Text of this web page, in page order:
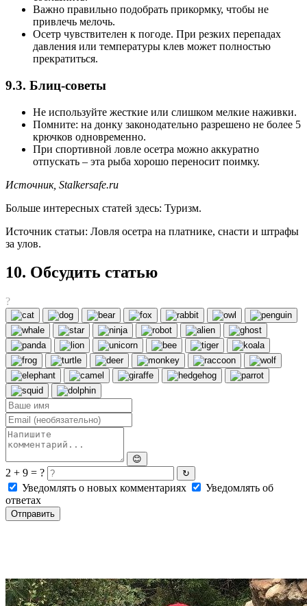
Важно правильно подобрать прикормку, чтобы не
привлечь мелочь.
Осетр чувствителен к погоде. При резких перепадах
давления или температуры клев может полностью
прекратиться.
9.3. Блиц-советы
Не используйте жесткие или слишком мелкие наживки.
Помните: на донку законодательно разрешено не более 5
крючков одновременно.
При спортивной ловле осетра можно аккуратно
отпускать – эта рыба хорошо переносит поимку.
Источник, Stalkersafe.ru
Больше интересных статей здесь: Туризм.
Источник статьи: Ловля осетра на платнике, снасти и штрафы
за улов.
10. Обсудить статью
?
😊
2 + 9 = ? ↻
Уведомлять о новых комментариях
Уведомлять об
ответах
Отправить